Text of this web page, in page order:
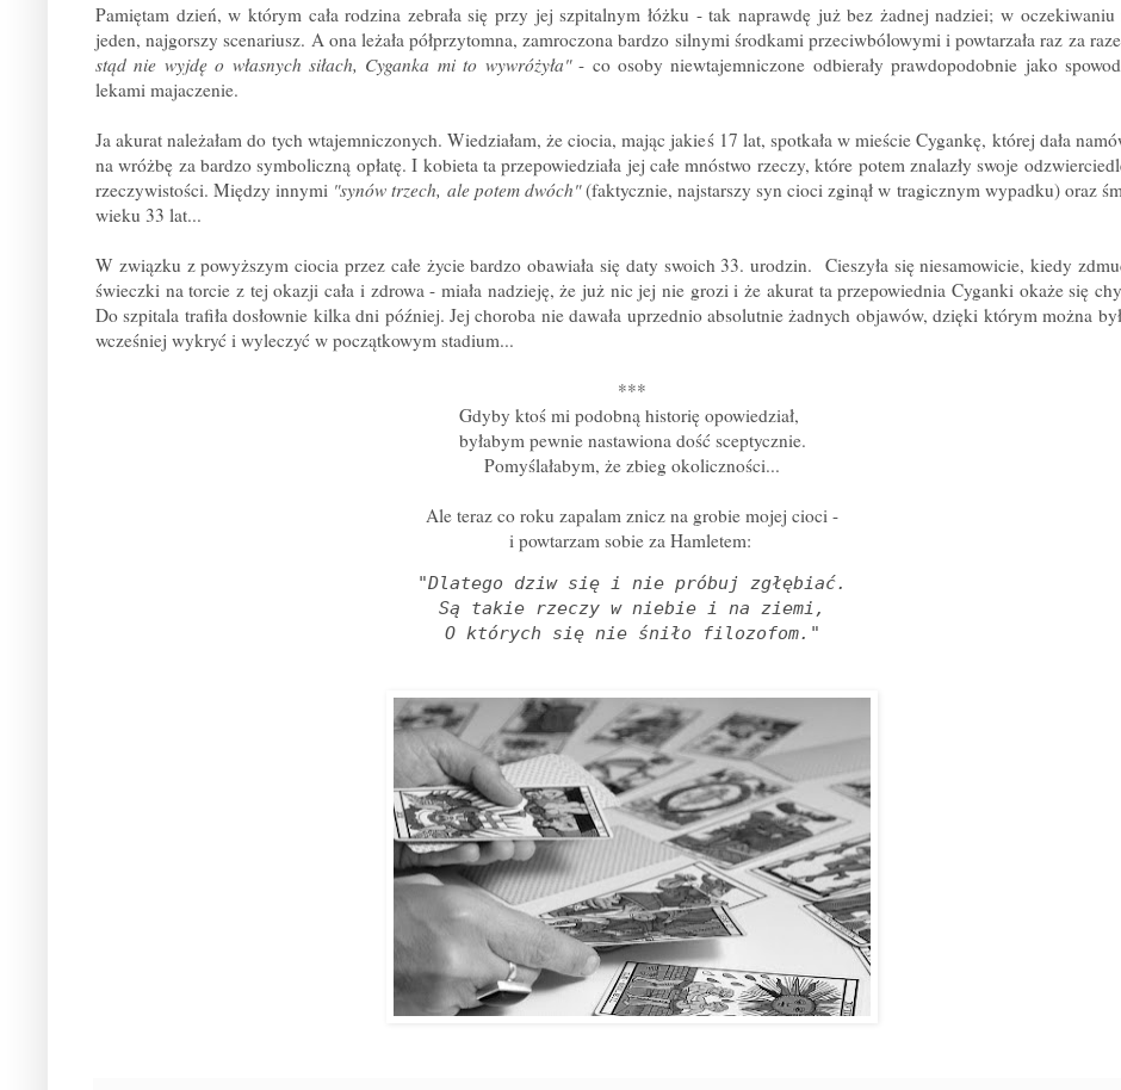
Pamiętam dzień, w którym cała rodzina zebrała się przy jej szpitalnym łóżku - tak naprawdę już bez żadnej nadziei; w oczekiwaniu
jeden, najgorszy scenariusz. A ona leżała półprzytomna, zamroczona bardzo silnymi środkami przeciwbólowymi i powtarzała raz za
stąd nie wyjdę o własnych siłach, Cyganka mi to wywróżyła"- co osoby niewtajemniczone odbierały prawdopodobnie jako
lekami majaczenie.
Ja akurat należałam do tych wtajemniczonych. Wiedziałam, że ciocia, mając jakieś 17 lat, spotkała w mieście Cygankę, której dała
na wróżbę za bardzo symboliczną opłatę. I kobieta ta przepowiedziała jej całe mnóstwo rzeczy, które potem znalazły swoje
rzeczywistości. Między innymi "synów trzech, ale potem dwóch"(faktycznie, najstarszy syn cioci zginął w tragicznym wypadku) oraz
wieku 33 lat...
W związku z powyższym ciocia przez całe życie bardzo obawiała się daty swoich 33. urodzin. Cieszyła się niesamowicie, kiedy
świeczki na torcie z tej okazji cała i zdrowa - miała nadzieję, że już nic jej nie grozi i że akurat ta przepowiednia Cyganki okaże się
Do szpitala trafiła dosłownie kilka dni później. Jej choroba nie dawała uprzednio absolutnie żadnych objawów, dzięki którym można
wcześniej wykryć i wyleczyć w początkowym stadium...
***
Gdyby ktoś mi podobną historię opowiedział,
byłabym pewnie nastawiona dość sceptycznie.
Pomyślałabym, że zbieg okoliczności...
Ale teraz co roku zapalam znicz na grobie mojej cioci -
i powtarzam sobie za Hamletem:
"Dlatego dziw się i nie próbuj zgłębiać.
Są takie rzeczy w niebie i na ziemi,
O których się nie śniło filozofom."